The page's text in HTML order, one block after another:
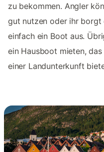
zu bekommen. Angler
gut nutzen oder ihr borgt
einfach ein Boot aus.
ein Hausboot mieten,
einer Landunterkunft